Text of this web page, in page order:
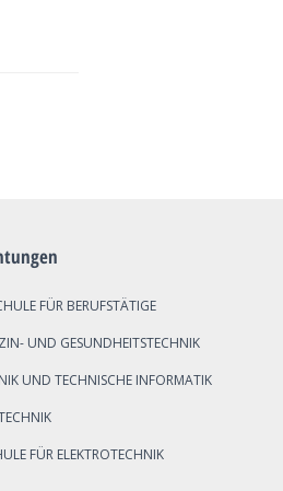
FÜR BERUFSTÄTIGE
UND GESUNDHEITSTECHNIK
UND TECHNISCHE INFORMATIK
FÜR ELEKTROTECHNIK